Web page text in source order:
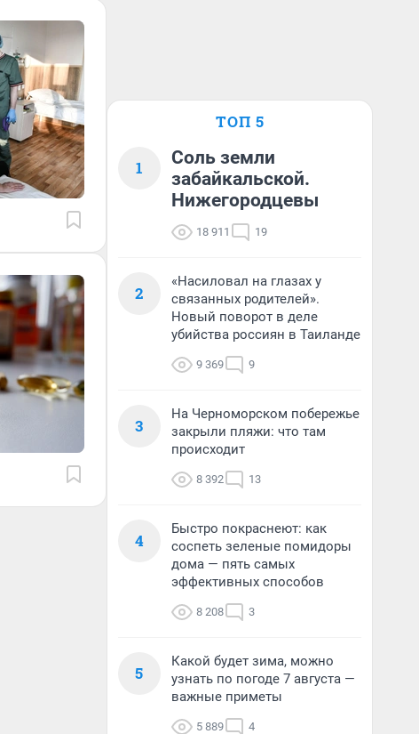
ТОП 5
1
Соль земли
забайкальской.
Нижегородцевы
18 911 19
2
«Насиловал на глазах у
связанных родителей».
Новый поворот в деле
убийства россиян в Таиланде
9 369 9
3
На Черноморском побережье
закрыли пляжи: что там
происходит
8 392 13
4
Быстро покраснеют: как
соспеть зеленые помидоры
дома — пять самых
эффективных способов
8 208 3
5
Какой будет зима, можно
узнать по погоде 7 августа —
важные приметы
5 889 4